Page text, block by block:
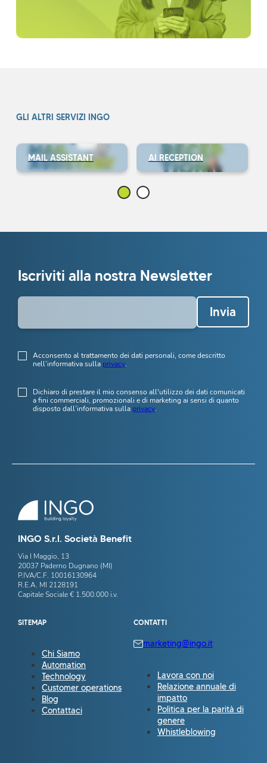
GLI ALTRI SERVIZI INGO
MAIL ASSISTANT AI RECEPTION
Iscriviti alla nostra Newsletter
Invia
Acconsento al trattamento dei dati personali, come descritto
nell’informativa sulla privacy.
Dichiaro di prestare il mio consenso all'utilizzo dei dati comunicati
a fini commerciali, promozionali e di marketing ai sensi di quanto
disposto dall’informativa sulla privacy.
INGO S.r.l. Società Benefit
Via I Maggio, 13
20037 Paderno Dugnano (MI)
P.IVA/C.F. 10016130964
R.E.A. MI 2128191
Capitale Sociale € 1.500.000 i.v.
SITEMAP
Chi Siamo
Automation
Technology
Customer operations
Blog
Contattaci
CONTATTI
marketing@ingo.it
Lavora con noi
Relazione annuale di
impatto
Politica per la parità di
genere
Whistleblowing